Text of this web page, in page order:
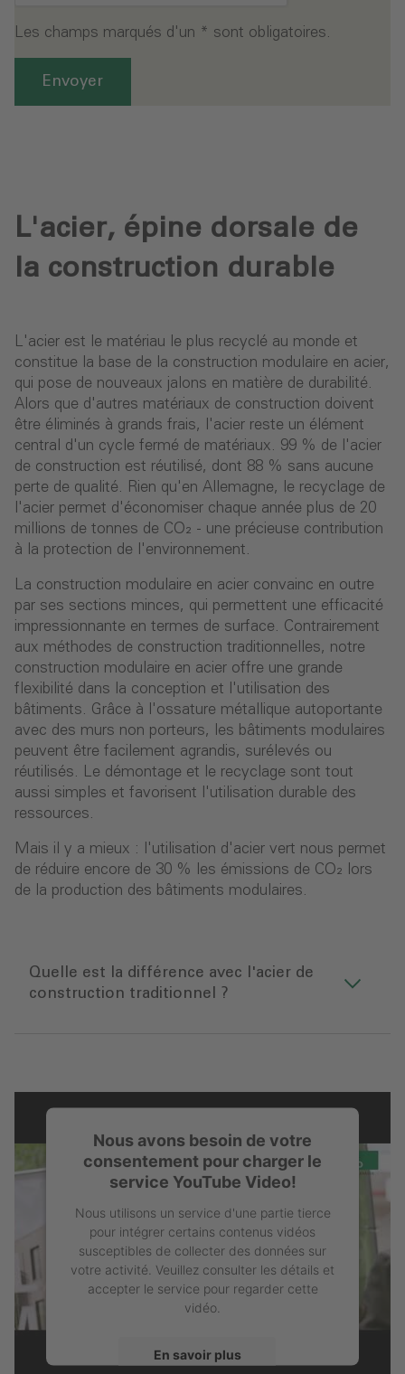
Les champs marqués d'un * sont obligatoires.
Envoyer
L'acier, épine dorsale de
la construction durable
L'acier est le matériau le plus recyclé au monde et
constitue la base de la construction modulaire en acier,
qui pose de nouveaux jalons en matière de durabilité.
Alors que d'autres matériaux de construction doivent
être éliminés à grands frais, l'acier reste un élément
central d'un cycle fermé de matériaux. 99 % de l'acier
de construction est réutilisé, dont 88 % sans aucune
perte de qualité. Rien qu'en Allemagne, le recyclage de
l'acier permet d'économiser chaque année plus de 20
millions de tonnes de CO₂ - une précieuse contribution
à la protection de l'environnement.
La construction modulaire en acier convainc en outre
par ses sections minces, qui permettent une efficacité
impressionnante en termes de surface. Contrairement
aux méthodes de construction traditionnelles, notre
construction modulaire en acier offre une grande
flexibilité dans la conception et l'utilisation des
bâtiments. Grâce à l'ossature métallique autoportante
avec des murs non porteurs, les bâtiments modulaires
peuvent être facilement agrandis, surélevés ou
réutilisés. Le démontage et le recyclage sont tout
aussi simples et favorisent l'utilisation durable des
ressources.
Mais il y a mieux : l'utilisation d'acier vert nous permet
de réduire encore de 30 % les émissions de CO₂ lors
de la production des bâtiments modulaires.
Quelle est la différence avec l'acier de
construction traditionnel ?
Nous avons besoin de votre
consentement pour charger le
service YouTube Video!
Nous utilisons un service d'une partie tierce
pour intégrer certains contenus vidéos
susceptibles de collecter des données sur
votre activité. Veuillez consulter les détails et
accepter le service pour regarder cette
vidéo.
En savoir plus